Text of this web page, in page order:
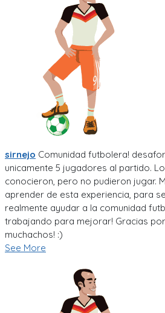
sirnejo Comunidad futbolera!
unicamente 5 jugadores al partido.
conocieron, pero no pudieron jugar.
aprender de esta experiencia, para
realmente ayudar a la comunidad
trabajando para mejorar! Gracias
muchachos! :)
See More